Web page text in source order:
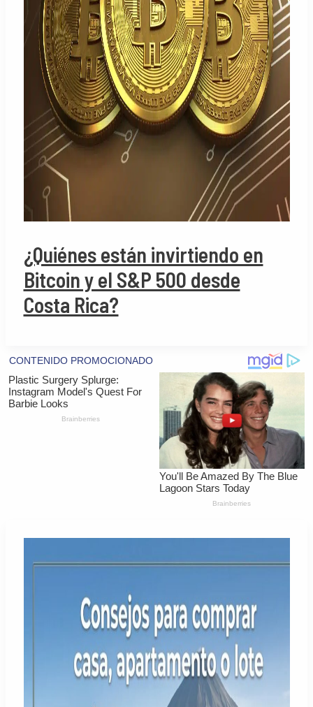
¿Quiénes están invirtiendo en
Bitcoin y el S&P 500 desde
Costa Rica?